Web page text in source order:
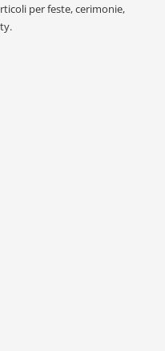
per feste, cerimonie,